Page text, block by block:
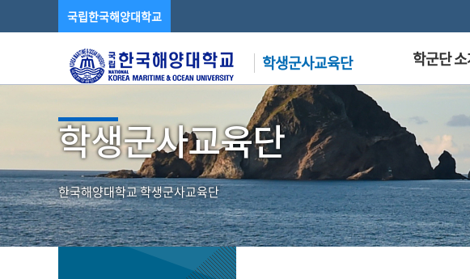
국립한국해양대학교
학생군사교육단 학군단
학생군사교육단
한국해양대학교 학생군사교육단